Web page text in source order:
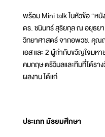
พร้อม Mini talk ในหัวข้อ “ห
ดร. ชนินทร์ สุริยกุล ณ อยุธย
วิทยาศาสตร์ จากอพวช. คุ
เอส และ 2 ผู้กำกับขวัญใจมห
คมกฤษ ตรีวิมลและทีมที่ได้รา
ผลงาน ได้แก่
ประเภท มัธยมศึกษา